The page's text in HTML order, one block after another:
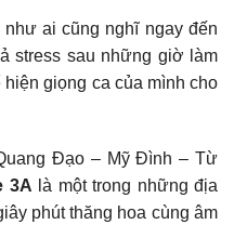
ai cũng nghĩ ngay đến
stress sau những giờ làm
giọng ca của mình cho
Đạo – Mỹ Đình – Từ
3A là một trong những địa
phút thăng hoa cùng âm